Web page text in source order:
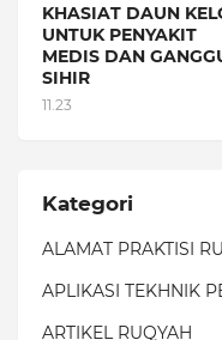
KHASIAT DAUN
UNTUK PENYAKIT
MEDIS DAN
SIHIR
11.23
Kategori
ALAMAT PRAKTISI
APLIKASI TEKHNIK
ARTIKEL RUQYAH